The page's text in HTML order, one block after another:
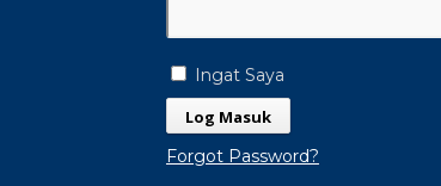
Ingat Saya
Forgot Password?